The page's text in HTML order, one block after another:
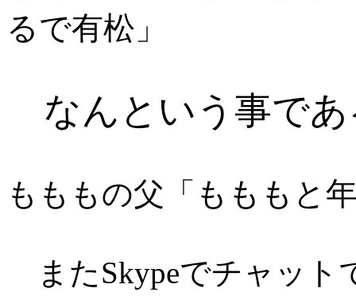
るで有松 」
なんという事であ
もももの父「 もももと
またSkypeでチャット